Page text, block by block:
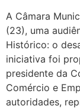
A Câmara
(23), uma
Histórico: o
iniciativa foi
presidente da
Comércio e
autoridades,